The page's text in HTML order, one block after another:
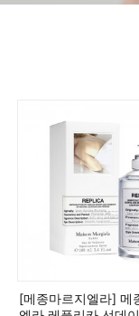
[메종마르지엘라] 메